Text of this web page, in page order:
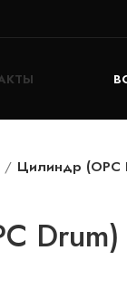
Цилиндр (OPC
Drum)